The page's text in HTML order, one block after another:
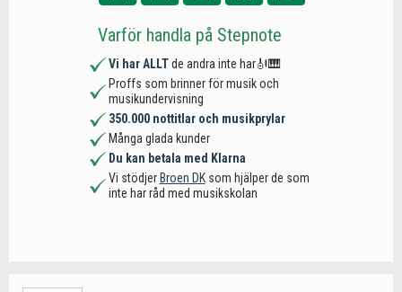
Varför handla på Stepnote
Vi har ALLTde andra inte har🎻🎹
Proffs som brinner för musik och
musikundervisning
350.000 nottitlar och musikprylar
Många glada kunder
Du kan betala med Klarna
Vi stödjer Broen DKsom hjälper de som
inte har råd med musikskolan